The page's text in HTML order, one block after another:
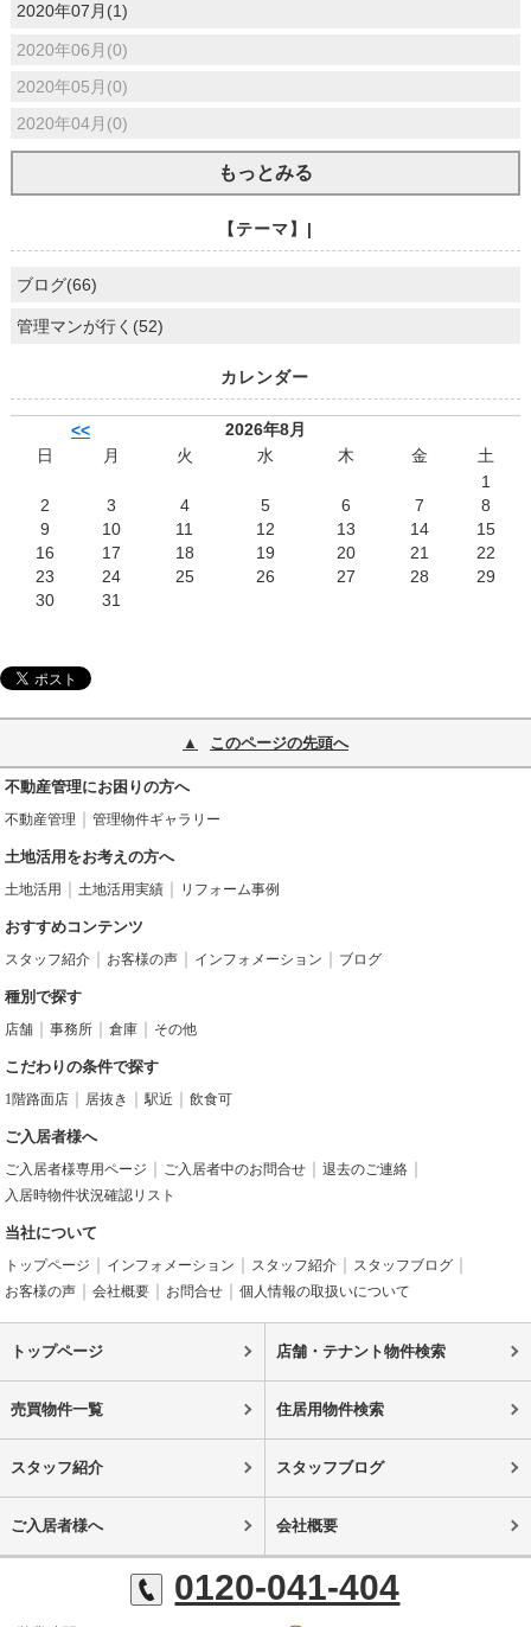
2020年07月(1)
2020年06月(0)
2020年05月(0)
2020年04月(0)
もっとみる
【テーマ】|
ブログ(66)
管理マンが行く(52)
カレンダー
<<
2026年8月
日
月 火 水 木 金
土
1
2
3 4 5 6 7
8
9
10 11 12 13 14
15
16
17 18 19 20 21
22
23
24 25 26 27 28
29
30
31
このページの先頭へ
不動産管理にお困りの方へ
不動産管理 管理物件ギャラリー
土地活用をお考えの方へ
土地活用 土地活用実績 リフォーム事例
おすすめコンテンツ
スタッフ紹介 お客様の声 インフォメーション ブログ
種別で探す
店舗 事務所 倉庫 その他
こだわりの条件で探す
1階路面店 居抜き 駅近 飲食可
ご入居者様へ
ご入居者様専用ページ ご入居者中のお問合せ
退去のご連絡
入居時物件状況確認リスト
当社について
トップページ インフォメーション スタッフ紹介
スタッフブログ
お客様の声
会社概要 お問合せ 個人情報の取扱いについて
トップページ 店舗・テナント物件検索
売買物件一覧 住居用物件検索
スタッフ紹介 スタッフブログ
ご入居者様へ 会社概要
0120-041-404